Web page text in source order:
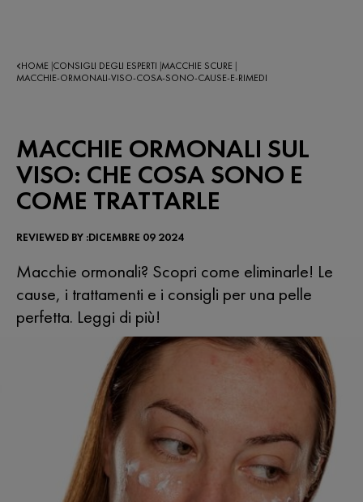
HOME CONSIGLI DEGLI ESPERTI MACCHIE SCURE
MACCHIE-ORMONALI-VISO-COSA-SONO-CAUSE-E-RIMEDI
MACCHIE ORMONALI SUL
VISO: CHE COSA SONO E
COME TRATTARLE
Macchie ormonali? Scopri come eliminarle! Le
cause, i trattamenti e i consigli per una pelle
perfetta. Leggi di più!
REVIEWED BY :DICEMBRE 09 2024